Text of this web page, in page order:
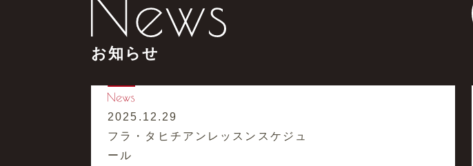
お知らせ
2025.12.29
フラ・タヒチアンレッスンスケジュ
ール